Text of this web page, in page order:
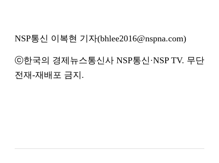
NSP통신 이복현 기자(bhlee2016@nspna.com)
ⓒ한국의 경제뉴스통신사 NSP통신·NSP TV. 무단
전재-재배포 금지.